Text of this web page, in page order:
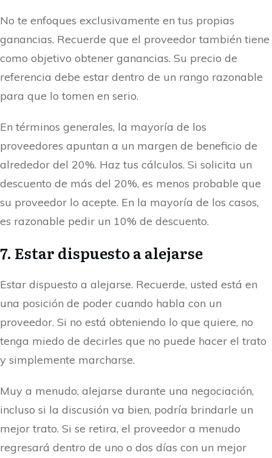
No te enfoques exclusivamente en tus propias
ganancias. Recuerde que el proveedor también tiene
como objetivo obtener ganancias. Su precio de
referencia debe estar dentro de un rango razonable
para que lo tomen en serio.
En términos generales, la mayoría de los
proveedores apuntan a un margen de beneficio de
alrededor del 20%. Haz tus cálculos. Si solicita un
descuento de más del 20%, es menos probable que
su proveedor lo acepte. En la mayoría de los casos,
es razonable pedir un 10% de descuento.
7. Estar dispuesto a alejarse
Estar dispuesto a alejarse. Recuerde, usted está en
una posición de poder cuando habla con un
proveedor. Si no está obteniendo lo que quiere, no
tenga miedo de decirles que no puede hacer el trato
y simplemente marcharse.
Muy a menudo, alejarse durante una negociación,
incluso si la discusión va bien, podría brindarle un
mejor trato. Si se retira, el proveedor a menudo
regresará dentro de uno o dos días con un mejor